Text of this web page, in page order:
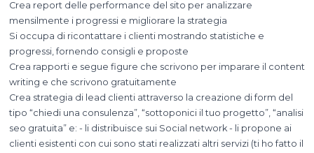
Crea report delle performance del sito per analizzare
mensilmente i progressi e migliorare la strategia
Si occupa di ricontattare i clienti mostrando statistiche e
progressi, fornendo consigli e proposte
Crea rapporti e segue figure che scrivono per imparare il content
writing e che scrivono gratuitamente
Crea strategia di lead clienti attraverso la creazione di form del
tipo “chiedi una consulenza”, “sottoponici il tuo progetto”, “analisi
seo gratuita” e: - li distribuisce sui Social network - li propone ai
clienti esistenti con cui sono stati realizzati altri servizi (ti ho fatto il